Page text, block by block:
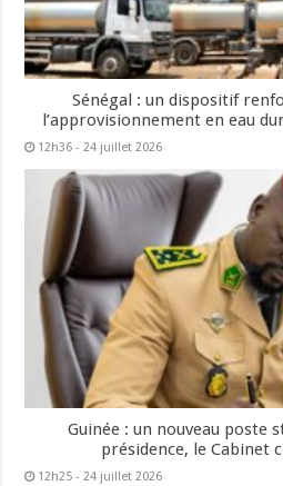
Sénégal : un dispositif
l’approvisionnement en eau
12h36 - 24 juillet 2026
Guinée : un nouveau poste
présidence, le Cabinet
12h25 - 24 juillet 2026